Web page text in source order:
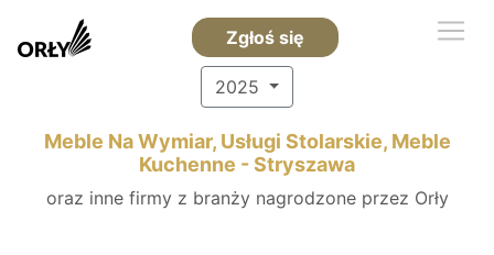
Zgłoś się
2025
Meble Na Wymiar, Usługi Stolarskie, Meble
Kuchenne - Stryszawa
oraz inne firmy z branży nagrodzone przez Orły